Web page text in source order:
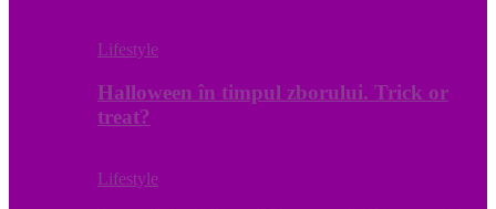
Lifestyle
Halloween în timpul zborului. Trick or
treat?
Lifestyle